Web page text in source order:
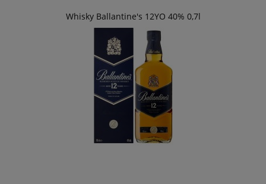
Whisky Ballantine's 12YO 40% 0,7l